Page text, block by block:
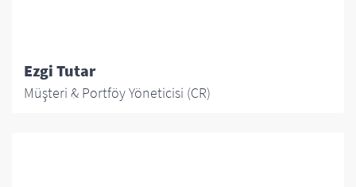
Ezgi Tutar
Müşteri & Portföy Yöneticisi (CR)